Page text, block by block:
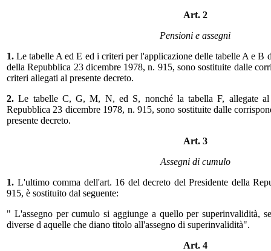
Art. 2
Pensioni e assegni
1.Le tabelle A ed E ed i criteri per l'applicazione delle tabelle A e B
della Repubblica 23 dicembre 1978, n. 915, sono sostituite dalle
criteri allegati al presente decreto.
2.Le tabelle C, G, M, N, ed S, nonché la tabella F, allegate al
Repubblica 23 dicembre 1978, n. 915, sono sostituite dalle
presente decreto.
Art. 3
Assegni di cumulo
1. L'ultimo comma dell'art. 16 del decreto del Presidente della
915, è sostituito dal seguente:
" L'assegno per cumulo si aggiunge a quello per superinvalidità,
diverse d aquelle che diano titolo all'assegno di superinvalidità".
Art. 4